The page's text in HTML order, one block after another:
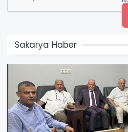
Sakarya Haber